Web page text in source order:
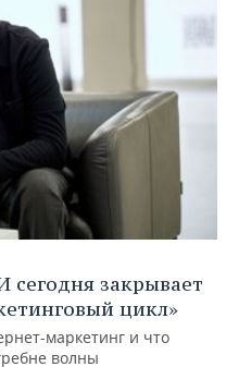
закрывает
цикл»
маркетинг и что
волны